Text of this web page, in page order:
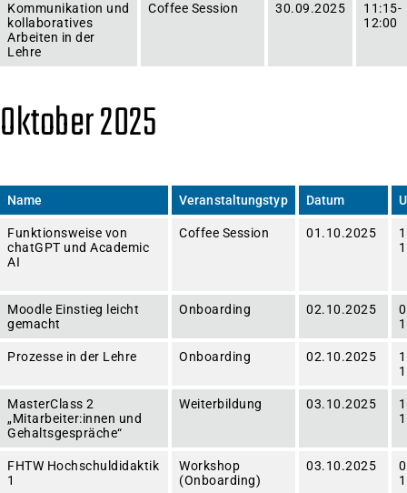
Kommunikation und
kollaboratives
Arbeiten in der
Lehre
Coffee Session 30.09.2025
11:15-
12:00
Oktober 2025
Name Veranstaltungstyp Datum
Funktionsweise von
chatGPT und Academic
AI
Coffee Session 01.10.2025
Moodle Einstieg leicht
gemacht
Onboarding 02.10.2025
Prozesse in der Lehre Onboarding 02.10.2025
MasterClass 2
„Mitarbeiter:innen und
Gehaltsgespräche“
Weiterbildung 03.10.2025
FHTW Hochschuldidaktik
1
Workshop
(Onboarding)
03.10.2025